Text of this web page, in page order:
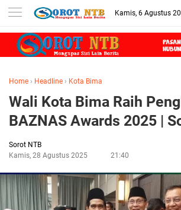
Kamis, 6 Agustus
Home › Headline › Kota Bima
Wali Kota Bima Raih
BAZNAS Awards 2025 |
Sorot NTB
Kamis, 28 Agustus 2025
21:40